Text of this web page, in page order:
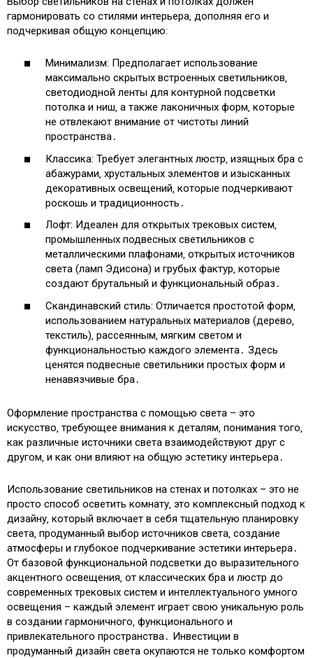
гармонировать со стилями интерьера‚ дополняя его и
подчеркивая общую концепцию:
Минимализм: Предполагает использование
максимально скрытых встроенных светильников‚
светодиодной ленты для контурной подсветки
потолка и ниш‚ а также лаконичных форм‚ которые
не отвлекают внимание от чистоты линий
пространства․
Классика: Требует элегантных люстр‚ изящных бра с
абажурами‚ хрустальных элементов и изысканных
декоративных освещений‚ которые подчеркивают
роскошь и традиционность․
Лофт: Идеален для открытых трековых систем‚
промышленных подвесных светильников с
металлическими плафонами‚ открытых источников
света (ламп Эдисона) и грубых фактур‚ которые
создают брутальный и функциональный образ․
Скандинавский стиль: Отличается простотой форм‚
использованием натуральных материалов (дерево‚
текстиль)‚ рассеянным‚ мягким светом и
функциональностью каждого элемента․ Здесь
ценятся подвесные светильники простых форм и
ненавязчивые бра․
Оформление пространства с помощью света – это
искусство‚ требующее внимания к деталям‚ понимания того‚
как различные источники света взаимодействуют друг с
другом‚ и как они влияют на общую эстетику интерьера․
Использование светильников на стенах и потолках – это не
просто способ осветить комнату‚ это комплексный подход к
дизайну‚ который включает в себя тщательную планировку
света‚ продуманный выбор источников света‚ создание
атмосферы и глубокое подчеркивание эстетики интерьера․
От базовой функциональной подсветки до выразительного
акцентного освещения‚ от классических бра и люстр до
современных трековых систем и интеллектуального умного
освещения – каждый элемент играет свою уникальную роль
в создании гармоничного‚ функционального и
привлекательного пространства․ Инвестиции в
продуманный дизайн света окупаются не только комфортом